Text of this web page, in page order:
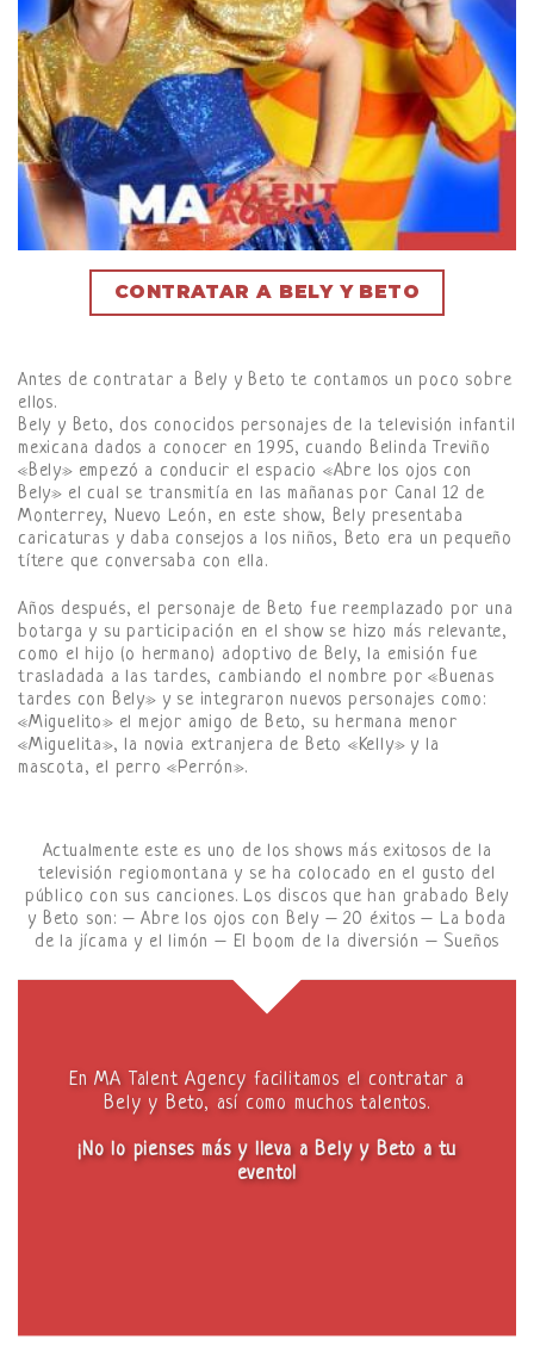
CONTRATAR A BELY Y BETO
Antes de contratar a Bely y Beto te contamos un poco sobre
ellos.
Bely y Beto, dos conocidos personajes de la televisión infantil
mexicana dados a conocer en 1995, cuando Belinda Treviño
«Bely» empezó a conducir el espacio «Abre los ojos con
Bely» el cual se transmitía en las mañanas por Canal 12 de
Monterrey, Nuevo León, en este show, Bely presentaba
caricaturas y daba consejos a los niños, Beto era un pequeño
títere que conversaba con ella.
Años después, el personaje de Beto fue reemplazado por una
botarga y su participación en el show se hizo más relevante,
como el hijo (o hermano) adoptivo de Bely, la emisión fue
trasladada a las tardes, cambiando el nombre por «Buenas
tardes con Bely» y se integraron nuevos personajes como:
«Miguelito» el mejor amigo de Beto, su hermana menor
«Miguelita», la novia extranjera de Beto «Kelly» y la
mascota, el perro «Perrón».
Actualmente este es uno de los shows más exitosos de la
televisión regiomontana y se ha colocado en el gusto del
público con sus canciones. Los discos que han grabado Bely
y Beto son: – Abre los ojos con Bely – 20 éxitos – La boda
de la jícama y el limón – El boom de la diversión – Sueños
En MA Talent Agency facilitamos el contratar a
Bely y Beto, así como muchos talentos.
¡No lo pienses más y lleva a Bely y Beto a tu
evento!